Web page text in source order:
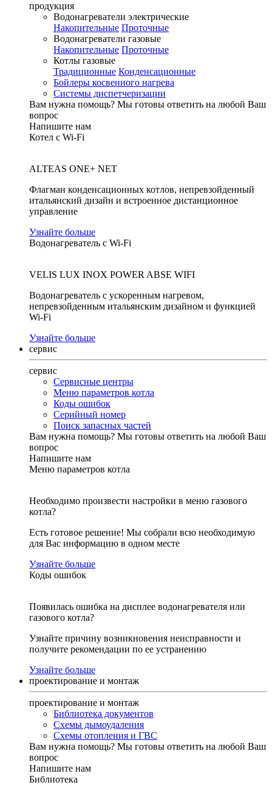
продукция
Водонагреватели электрические
Накопительные Проточные
Водонагреватели газовые
Накопительные Проточные
Котлы газовые
Традиционные Конденсационные
Бойлеры косвенного нагрева
Системы диспетчеризации
Вам нужна помощь? Мы готовы ответить на любой Ваш
вопрос
Напишите нам
Котел с Wi-Fi
ALTEAS ONE+ NET
Флагман конденсационных котлов, непревзойденный
итальянский дизайн и встроенное дистанционное
управление
Узнайте больше
Водонагреватель с Wi-Fi
VELIS LUX INOX POWER ABSE WIFI
Водонагреватель с ускоренным нагревом,
непревзойденным итальянским дизайном и функцией
Wi-Fi
Узнайте больше
сервис
сервис
Сервисные центры
Меню параметров котла
Коды ошибок
Серийный номер
Поиск запасных частей
Вам нужна помощь? Мы готовы ответить на любой Ваш
вопрос
Напишите нам
Меню параметров котла
Необходимо произвести настройки в меню газового
котла?
Есть готовое решение! Мы собрали всю необходимую
для Вас информацию в одном месте
Узнайте больше
Коды ошибок
Появилась ошибка на дисплее водонагревателя или
газового котла?
Узнайте причину возникновения неисправности и
получите рекомендации по ее устранению
Узнайте больше
проектирование и монтаж
проектирование и монтаж
Библиотека документов
Схемы дымоудаления
Схемы отопления и ГВС
Вам нужна помощь? Мы готовы ответить на любой Ваш
вопрос
Напишите нам
Библиотека